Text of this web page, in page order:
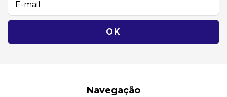
Navegação